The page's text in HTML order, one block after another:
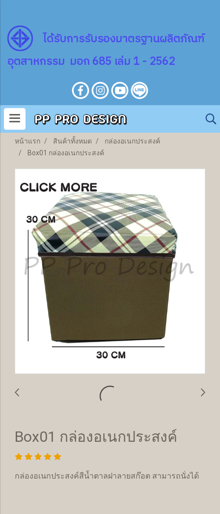
ได้รับการรับรองมาตรฐานผลิตภัณฑ์
อุตสาหกรรม มอก 685 เล่ม 1 - 2562
หน้าแรก สินค้าทั้งหมด
กล่องอเนกประสงค์
Box01 กล่องอเนกประสงค์
Box01 กล่องอเนกประสงค์
กล่องอเนกประสงค์สีน้ำตาลฝาลายสก๊อต สามารถนั่งได้